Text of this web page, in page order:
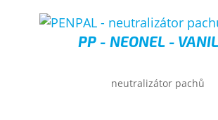
PP - NEONEL -
neutralizátor pachů